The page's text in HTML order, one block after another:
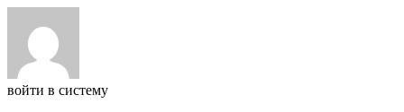
войти в систему